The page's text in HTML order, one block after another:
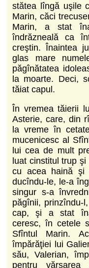
stătea lîngă uşile
Marin, căci
Marin, a stat
îndrăzneală ca
creştin. Înaintea
glas mare
păgînătatea
la moarte. Deci,
tăiat capul.
În vremea tăierii
Asterie, care, din
la vreme în
mucenicesc al
lui cea de mult
luat cinstitul trup
cu acea haină şi
ducîndu-le, le-a
singur s-a
păgînii, prinzîndu-
cap, şi a stat
ceresc, în cetele
Sfîntul Marin.
împărăţiei lui
său, Valerian,
pentru